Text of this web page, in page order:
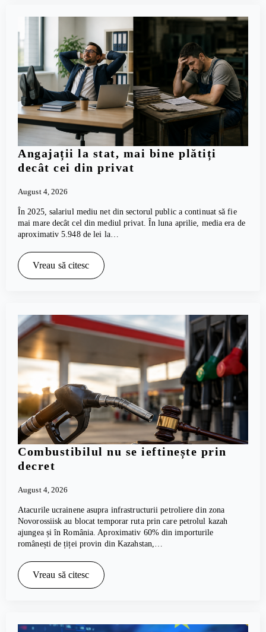
Angajații la stat, mai bine plătiți
decât cei din privat
August 4, 2026
În 2025, salariul mediu net din sectorul public a continuat să fie
mai mare decât cel din mediul privat. În luna aprilie, media era de
aproximativ 5.948 de lei la…
Vreau să citesc
Combustibilul nu se ieftinește prin
decret
August 4, 2026
Atacurile ucrainene asupra infrastructurii petroliere din zona
Novorossiisk au blocat temporar ruta prin care petrolul kazah
ajungea și în România. Aproximativ 60% din importurile
românești de țiței provin din Kazahstan,…
Vreau să citesc